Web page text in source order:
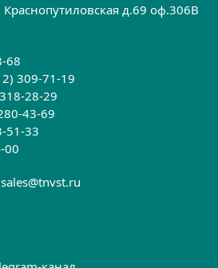
Краснопутиловская д.69 оф.306B
68
309-71-19
28-29
43-69
51-33
00
sales@tnvst.ru